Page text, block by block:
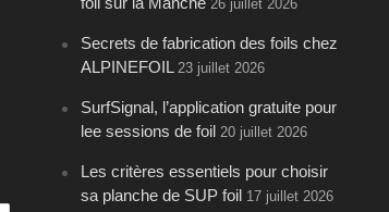
26 juillet 2026
Secrets de fabrication des foils chez
ALPINEFOIL 23 juillet 2026
SurfSignal, l’application gratuite pour
lee sessions de foil 20 juillet 2026
Les critères essentiels pour choisir
sa planche de SUP foil 17 juillet 2026